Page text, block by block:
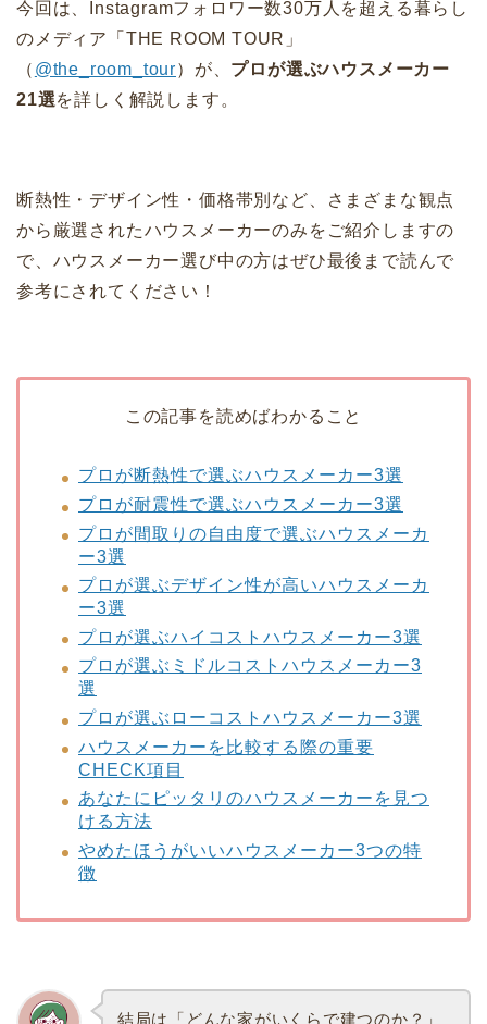
今回は、Instagramフォロワー数30万人を超える暮らし
のメディア「THE ROOM TOUR」
（ @the_room_tour）が、 プロが選ぶハウスメーカー
21選を詳しく解説します。
断熱性・デザイン性・価格帯別など、さまざまな観点
から厳選されたハウスメーカーのみをご紹介しますの
で、ハウスメーカー選び中の方はぜひ最後まで読んで
参考にされてください！
この記事を読めばわかること
プロが断熱性で選ぶハウスメーカー3選
プロが耐震性で選ぶハウスメーカー3選
プロが間取りの自由度で選ぶハウスメーカ
ー3選
プロが選ぶデザイン性が高いハウスメーカ
ー3選
プロが選ぶハイコストハウスメーカー3選
プロが選ぶミドルコストハウスメーカー3
選
プロが選ぶローコストハウスメーカー3選
ハウスメーカーを比較する際の重要
CHECK項目
あなたにピッタリのハウスメーカーを見つ
ける方法
やめたほうがいいハウスメーカー3つの特
徴
結局は「どんな家がいくらで建つのか？」